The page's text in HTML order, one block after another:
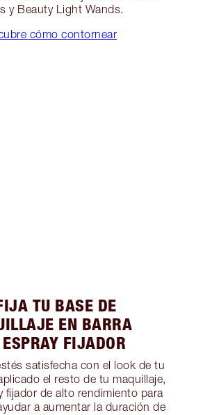
y Beauty Light Wands.
cómo contornear
TU BASE DE
EN BARRA
FIJADOR
satisfecha con el look de tu
el resto de tu maquillaje,
fijador de alto rendimiento para
a aumentar la duración de